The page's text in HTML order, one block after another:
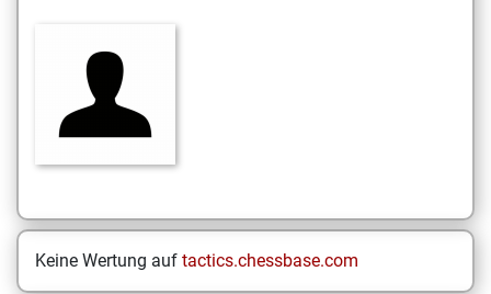
Keine Wertung auf tactics.chessbase.com